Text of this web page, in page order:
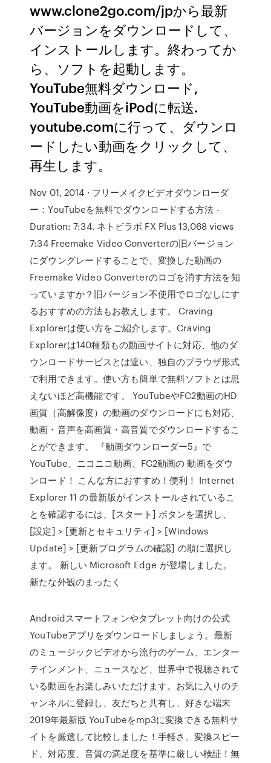
www.clone2go.com/jpから最新
バージョンをダウンロードして、
インストールします。終わってか
ら、ソフトを起動します。
YouTube無料ダウンロード,
YouTube動画をiPodに転送.
youtube.comに行って、ダウンロ
ードしたい動画をクリックして、
再生します。
Nov 01, 2014 · フリーメイクビデオダウンローダ
ー：YouTubeを無料でダウンロードする方法 -
Duration: 7:34. ネトビラボ FX Plus 13,068 views
7:34 Freemake Video Converterの旧バージョン
にダウングレードすることで、変換した動画の
Freemake Video Converterのロゴを消す方法を知
っていますか？旧バージョン不使用でロゴなしにす
るおすすめの方法もお教えします。 Craving
Explorerは使い方をご紹介します。Craving
Explorerは140種類もの動画サイトに対応、他のダ
ウンロードサービスとは違い、独自のブラウザ形式
で利用できます。使い方も簡単で無料ソフトとは思
えないほど高機能です。 YouTubeやFC2動画のHD
画質（高解像度）の動画のダウンロードにも対応、
動画・音声を高画質・高音質でダウンロードするこ
とができます。 『動画ダウンローダー5』で
YouTube、ニコニコ動画、FC2動画の 動画をダウ
ンロード！ こんな方におすすめ！便利！ Internet
Explorer 11 の最新版がインストールされているこ
とを確認するには、[スタート] ボタンを選択し、
[設定] > [更新とセキュリティ] > [Windows
Update] > [更新プログラムの確認] の順に選択し
ます。 新しい Microsoft Edge が登場しました。
新たな外観のまったく
Androidスマートフォンやタブレット向けの公式
YouTubeアプリをダウンロードしましょう。最新
のミュージックビデオから流行のゲーム、エンター
テインメント、ニュースなど、世界中で視聴されて
いる動画をお楽しみいただけます。お気に入りのチ
ャンネルに登録し、友だちと共有し、好きな端末
2019年最新版 YouTubeをmp3に変換できる無料サ
イトを厳選して比較しました！手軽さ、変換スピー
ド、対応度、音質の満足度を基準に厳しい検証！無